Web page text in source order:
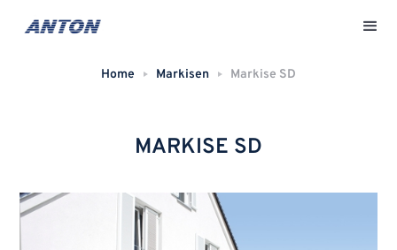
Home Markisen Markise SD
MARKISE SD